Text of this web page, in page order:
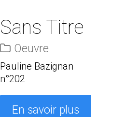
Sans Titre
Oeuvre
Pauline Bazignan
n°202
En savoir plus